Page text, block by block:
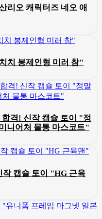
리오 캐릭터즈 네오 애
치 봉제인형 미러 참"
격! 신작 캡슐 토이 "정
니어처 물통 마스코트"
작 캡슐 토이 "HG 근육